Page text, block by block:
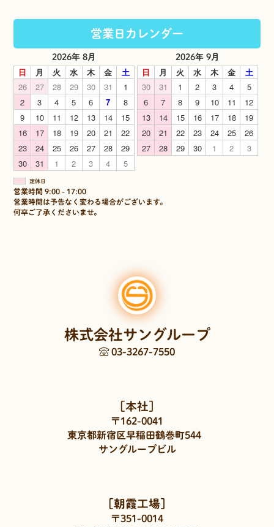
営業日カレンダー
2026年 8月
日 月 火 水 木 金
土
26
27 28 29 30 31
1
2
3 4 5 6 7
8
9
10 11 12 13 14
15
16
17 18 19 20 21
22
23
24 25 26 27 28
29
30
31 1 2 3 4 5
2026年 9月
日 月 火 水 木 金
土
30
31 1 2 3 4
5
6
7 8 9 10 11
12
13
14 15 16 17 18
19
20
21 22 23 24 25
26
27
28 29 30 1 2 3
定休日
営業時間 9:00 - 17:00
営業時間は予告なく変わる場合がございます。
何卒ご了承くださいませ。
株式会社サングループ
03-3267-7550
［本社］
〒162-0041
東京都新宿区早稲田鶴巻町544
サングループビル
［朝霞工場］
〒351-0014